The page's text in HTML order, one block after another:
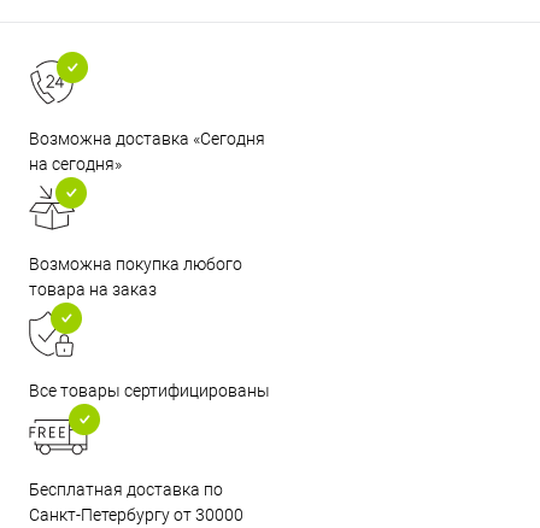
Возможна доставка «Сегодня
на сегодня»
Возможна покупка любого
товара на заказ
Все товары сертифицированы
Бесплатная доставка по
Санкт-Петербургу от 30000